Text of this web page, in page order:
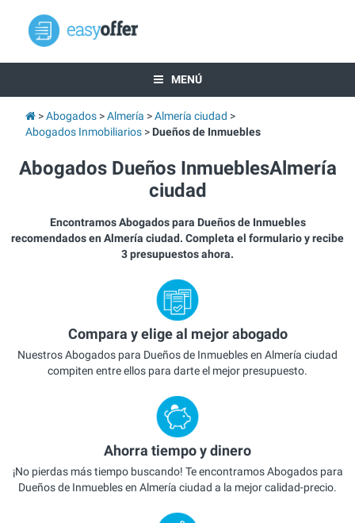
MENÚ
Abogados Almería
Almería ciudad
Abogados Inmobiliarios
Dueños de Inmuebles
Abogados Dueños InmueblesAlmería
ciudad
Encontramos Abogados para Dueños de Inmuebles
recomendados en Almería ciudad. Completa el formulario y recibe
3 presupuestos ahora.
Compara y elige al mejor abogado
Nuestros Abogados para Dueños de Inmuebles en Almería ciudad
compiten entre ellos para darte el mejor presupuesto.
Ahorra tiempo y dinero
¡No pierdas más tiempo buscando! Te encontramos Abogados para
Dueños de Inmuebles en Almería ciudad a la mejor calidad-precio.